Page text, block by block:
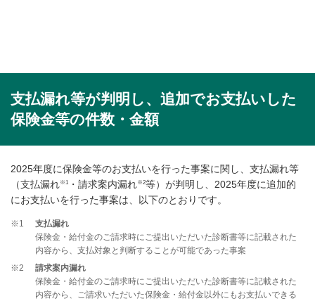
支払漏れ等が判明し、追加でお支払いした
保険金等の件数・金額
2025年度に保険金等のお支払いを行った事案に関し、支払漏れ等
（支払漏れ※1 ・請求案内漏れ※2等）が判明し、2025年度に追加的
にお支払いを行った事案は、以下のとおりです。
※1
支払漏れ
保険金・給付金のご請求時にご提出いただいた診断書等に記載された
内容から、支払対象と判断することが可能であった事案
※2
請求案内漏れ
保険金・給付金のご請求時にご提出いただいた診断書等に記載された
内容から、ご請求いただいた保険金・給付金以外にもお支払いできる